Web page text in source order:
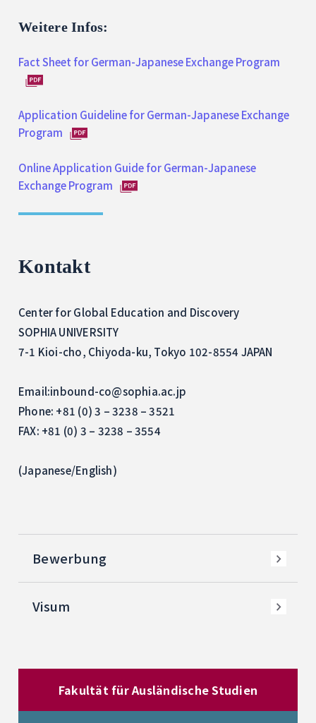
Weitere Infos:
Fact Sheet for German-Japanese Exchange Program
Application Guideline for German-Japanese Exchange
Program
Online Application Guide for German-Japanese
Exchange Program
Kontakt
Center for Global Education and Discovery
SOPHIA UNIVERSITY
7-1 Kioi-cho, Chiyoda-ku, Tokyo 102-8554 JAPAN
Email:inbound-co@sophia.ac.jp
Phone: +81 (0) 3 – 3238 – 3521
FAX: +81 (0) 3 – 3238 – 3554
(Japanese/English)
Bewerbung
Visum
Fakultät für Ausländische Studien